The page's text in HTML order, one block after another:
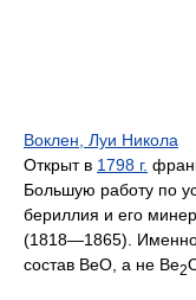
Воклен, Луи Никола
Открыт в 1798 г.
Большую работу по
бериллия и его
(1818—1865). Именно
состав BeO, а не Be2